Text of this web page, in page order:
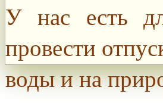
У нас есть
провести
воды и на